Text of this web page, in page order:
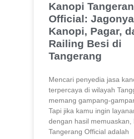
Kanopi
Official: Jagonya
Kanopi, Pagar,
Railing Besi di
Tangerang
Mencari penyedia jasa
terpercaya di wilayah
memang gampang-
Tapi jika kamu ingin
dengan hasil memuaskan,
Tangerang Official adalah